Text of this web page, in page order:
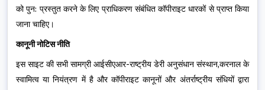
को पुन: प्रस्तुत करने के लिए प्राधिकरण संबंधित कॉपीराइट धारकों से प्राप्त किया
जाना चाहिए।
कानूनी नोटिस नीति
इस साइट की सभी सामग्री आईसीएआर-राष्ट्रीय डेरी अनुसंधान संस्थान,करनाल के
स्वामित्व या नियंत्रण में है और कॉपीराइट कानूनों और अंतर्राष्ट्रीय संधियों द्वारा